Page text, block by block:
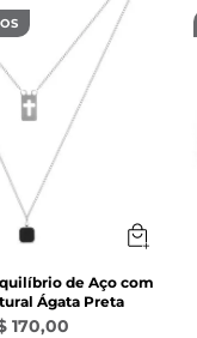
de Aço com
Ágata Preta
170,00